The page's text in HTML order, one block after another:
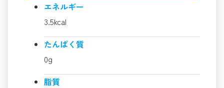
エネルギー
3.5kcal
たんぱく質
0g
脂質